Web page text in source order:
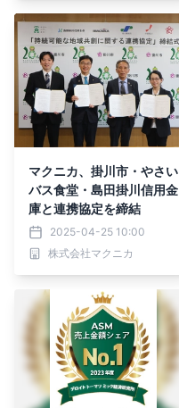
マクニカ、掛川市・やさい
バス食堂・島田掛川信用金
庫と連携協定を締結
2025-04-25 10:00
株式会社マクニカ